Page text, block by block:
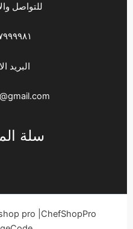
للتواصل
البريد
سلة
pro |ChefShopPro